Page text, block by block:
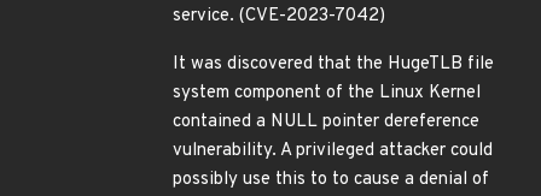
service. (CVE-2023-7042)
It was discovered that the HugeTLB file
system component of the Linux Kernel
contained a NULL pointer dereference
vulnerability. A privileged attacker could
possibly use this to to cause a denial of